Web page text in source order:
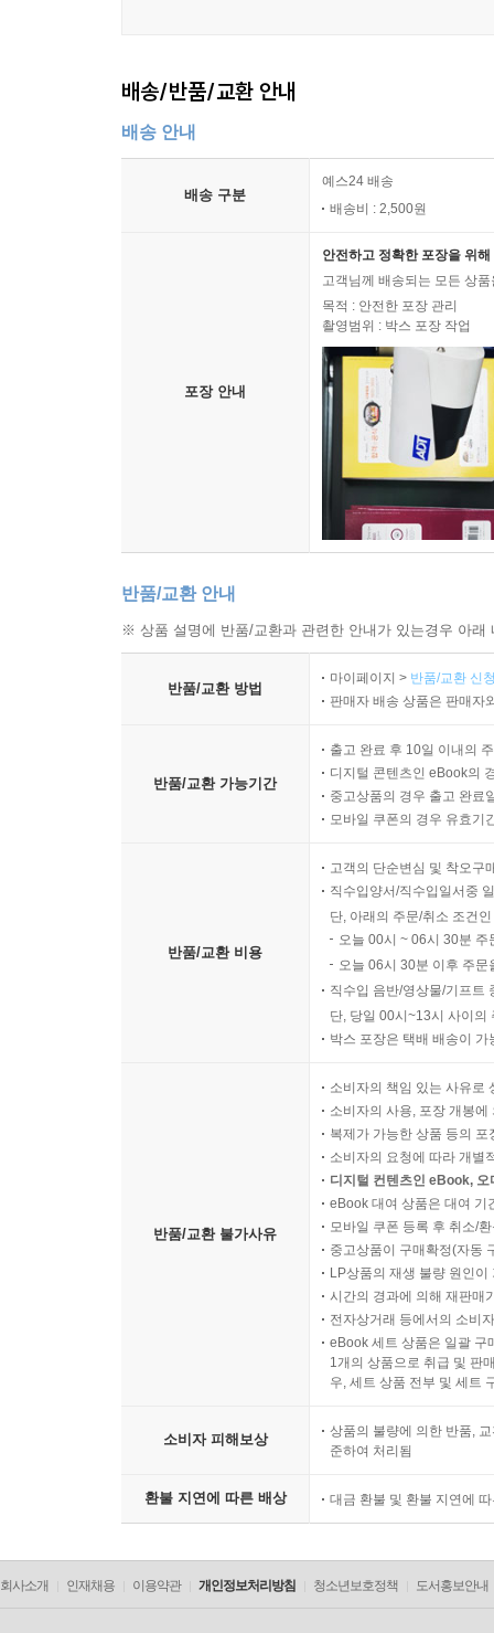
당김음
간이침대
배알拜謁
유에스비 usb
눈 오는 저녁
얼음꽃
숨어버린 내 얼굴
거리두기
배송/반품/교환 안내
배송 안내
배송 구분
예스24 배송
배송비 : 2,500원
포장 안내
안전하고 정확한 포장을 위
고객님께 배송되는 모든 상
목적 : 안전한 포장 관리
촬영범위 : 박스 포장 작업
반품/교환 안내
※ 상품 설명에 반품/교환과 관련한 안내가 있는경우 아
반품/교환 방법
마이페이지 > 반품/교환 신
판매자 배송 상품은 판매자
반품/교환 가능기간
출고 완료 후 10일 이내의
디지털 콘텐츠인 eBook의
중고상품의 경우 출고 완료
모바일 쿠폰의 경우 유효기
반품/교환 비용
고객의 단순변심 및 착오구
직수입양서/직수입일서중
단, 아래의 주문/취소 조건
오늘 00시 ~ 06시 30분
오늘 06시 30분 이후 주
직수입 음반/영상물/기프트
단, 당일 00시~13시 사이의
박스 포장은 택배 배송이
반품/교환 불가사유
소비자의 책임 있는 사유로
소비자의 사용, 포장 개봉
복제가 가능한 상품 등의
소비자의 요청에 따라 개별
디지털 컨텐츠인 eBook,
eBook 대여 상품은 대여 기
모바일 쿠폰 등록 후 취소/
중고상품이 구매확정(자동
LP상품의 재생 불량 원인
시간의 경과에 의해 재판매
전자상거래 등에서의 소비
eBook 세트 상품은 일괄 구
1개의 상품으로 취급 및 판
우, 세트 상품 전부 및 세트
소비자 피해보상
상품의 불량에 의한 반품,
준하여 처리됨
환불 지연에 따른 배상 대금 환불 및 환불 지연에
회사소개 인재채용 이용약관 개인정보처리방침 청소년보호정책 도서홍보안내